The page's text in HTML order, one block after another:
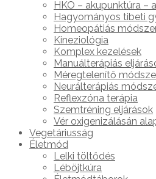
HKO – akupunktúra –
Hagyományos tibeti
Homeopátiás
Kineziológia
Komplex kezelések
Manuálterápiás
Méregtelenítő
Neurálterápiás
Reflexzóna terápia
Szemtréning eljárások
Vér oxigenizálásán
Vegetáriusság
Életmód
Lelki töltődés
Léböjtkúra